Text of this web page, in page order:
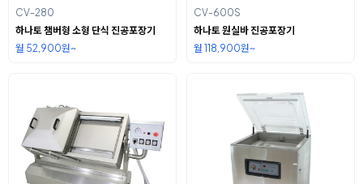
CV-280
하나토 챔버형 소형 단식 진공포장기
월 52,900원~
CV-600S
하나토 원실바 진공포장기
월 118,900원~